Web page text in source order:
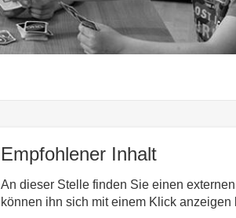
Empfohlener Inhalt
An dieser Stelle finden Sie einen
können ihn sich mit einem Klick